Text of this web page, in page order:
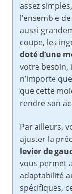
assez
l’ensemble
aussi
coupe, les
doté d’une
votre besoin,
n’importe
que cette
rendre son
Par ailleurs,
ajuster la
levier de
vous permet
adaptabilité
spécifiques,